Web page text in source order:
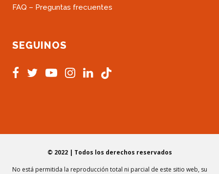
FAQ – Preguntas frecuentes
SEGUINOS
© 2022 | Todos los derechos reservados
No está permitida la reproducción total ni parcial de este sitio web, su